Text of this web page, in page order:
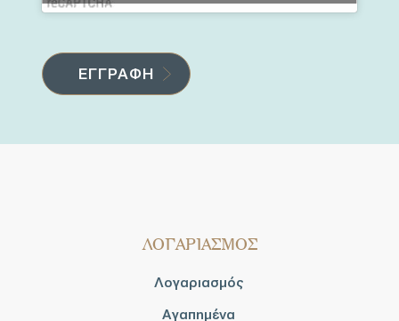
ΛΟΓΑΡΙΑΣΜΟΣ
Λογαριασμός
Αγαπημένα